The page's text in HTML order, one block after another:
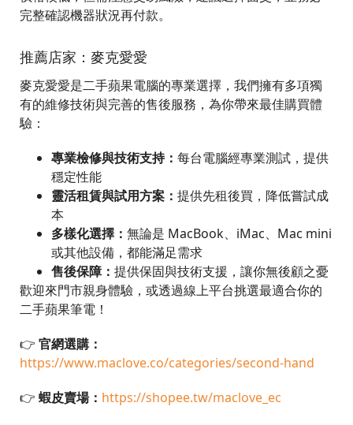
完整確認機器狀況再付款。
推薦店家：麥克愛愛
麥克愛愛是二手蘋果電腦的專業選擇，我們擁有多項獨
有的維修技術與完善的售後服務，為你帶來最佳購買體
驗：
專業檢修與技術支持： 每台電腦經專業測試，提供
穩定性能
靈活租賃與試用方案： 提供先租後買，降低嘗試成
本
多樣化選擇： 無論是 MacBook、iMac、Mac mini
或其他設備，都能滿足需求
售後保障： 提供保固與技術支援，讓你無後顧之憂
歡迎來門市親身體驗，或透過線上平台挑選最適合你的
二手蘋果筆電！
👉 官網選購：
https://www.maclove.co/categories/second-hand
👉 蝦皮賣場： https://shopee.tw/maclove_ec